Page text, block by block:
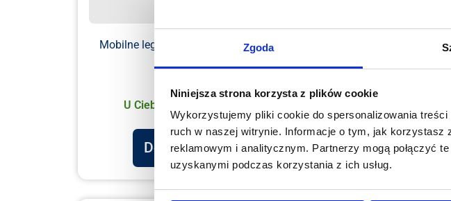
Zgoda
Niniejsza strona korzysta z plików cookie
Wykorzystujemy pliki cookie do spersonalizowania
ruch w naszej witrynie. Informacje o tym, jak korzystasz
reklamowym i analitycznym. Partnerzy mogą połączyć
uzyskanymi podczas korzystania z ich usług.
Mobilne legowisko dla psa – Indian szary
159.00 zł
U Ciebie już za 1-2 dni robocze
Dodaj do koszyka
Mobilne
–